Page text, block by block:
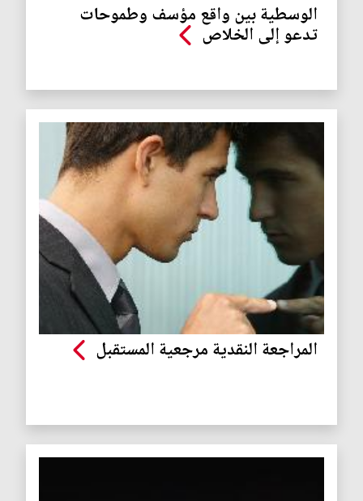
الوسطية بين واقع مؤسف وطموحات
تدعو إلى الخلاص
المراجعة النقدية مرجعية المستقبل